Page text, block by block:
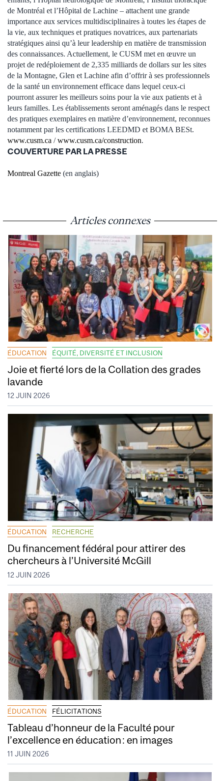
de Montréal et l’Hôpital de Lachine – attachent une grande
importance aux services multidisciplinaires à toutes les étapes de
la vie, aux techniques et pratiques novatrices, aux partenariats
stratégiques ainsi qu’à leur leadership en matière de transmission
des connaissances. Actuellement, le CUSM met en œuvre un
projet de redéploiement de 2,335 milliards de dollars sur les sites
de la Montagne, Glen et Lachine afin d’offrir à ses professionnels
de la santé un environnement efficace dans lequel ceux-ci
pourront assurer les meilleurs soins pour la vie aux patients et à
leurs familles. Les établissements seront aménagés dans le respect
des pratiques exemplaires en matière d’environnement, reconnues
notamment par les certifications LEEDMD et BOMA BESt.
www.cusm.ca /www.cusm.ca/construction.
COUVERTURE PAR LA PRESSE
Montreal Gazette (en anglais)
Articles connexes
ÉDUCATION ÉQUITÉ, DIVERSITÉ ET INCLUSION
Joie et fierté lors de la Collation des grades
lavande
12 JUIN 2026
ÉDUCATION RECHERCHE
Du financement fédéral pour attirer des
chercheurs à l’Université McGill
12 JUIN 2026
ÉDUCATION FÉLICITATIONS
Tableau d’honneur de la Faculté pour
l’excellence en éducation : en images
11 JUIN 2026